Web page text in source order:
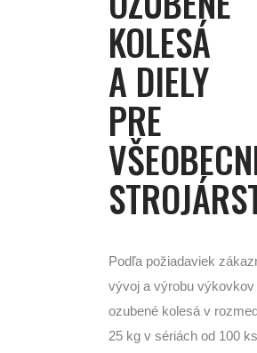
KOLESÁ
A DIELY
PRE
Podľa požiadaviek
vývoj a výrobu výkovkov
ozubené kolesá v
25 kg v sériách od 100